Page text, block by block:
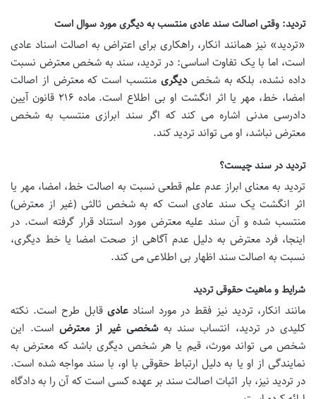
تردید: وقتی اصالت سند عادی منتسب به دیگری مورد سوال است
«تردید» نیز همانند انکار، راهکاری برای اعتراض به اصالت اسناد عادی
است، اما با یک تفاوت اساسی: در تردید، سند به شخص معترض نسبت
داده نشده، بلکه به شخصدیگری منتسب است که معترض از اصالت
امضا، خط، مهر یا اثر انگشت او بی اطلاع است. ماده ۲۱۶ قانون آیین
دادرسی مدنی اشاره می کند که اگر سند ابرازی منتسب به شخص
معترض نباشد، او می تواند تردید کند.
تردید در سند چیست؟
تردید به معنای ابراز عدم علم قطعی نسبت به اصالت خط، امضا، مهر یا
اثر انگشت یک سند عادی است که به شخص ثالثی (غیر از معترض)
منتسب شده و آن سند علیه معترض مورد استناد قرار گرفته است. در
اینجا، فرد معترض به دلیل عدم آگاهی از صحت امضا یا خط دیگری،
نسبت به اصالت سند اظهار بی اطلاعی می کند.
شرایط و ماهیت حقوقی تردید
مانند انکار، تردید نیز فقط در مورد اسنادعادی قابل طرح است. نکته
کلیدی در تردید، انتساب سند بهشخصی غیر از معترضاست. این
شخص می تواند مورث، قیم یا هر شخص دیگری باشد که معترض به
نمایندگی از او یا به دلیل ارتباط حقوقی با او، با سند مواجه شده است.
در تردید نیز، بار اثبات اصالت سند بر عهده کسی است که آن را به دادگاه